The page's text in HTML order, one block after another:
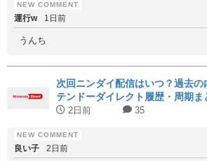
運行w 1日前
うんち
次回ニンダイ配信はいつ？過去
テンドーダイレクト履歴・周期ま
2日前 35
良い子 2日前